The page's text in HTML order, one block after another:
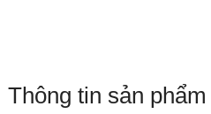
Thông tin sản phẩm